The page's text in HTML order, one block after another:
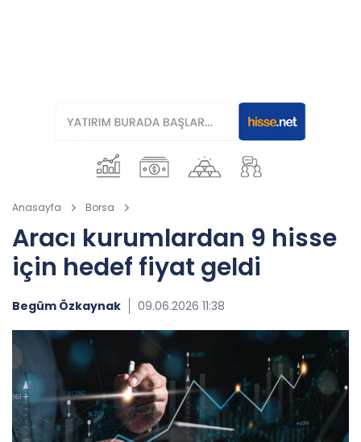
Anasayfa Borsa
Aracı kurumlardan 9 hisse
için hedef fiyat geldi
Begüm Özkaynak 09.06.2026 11:38